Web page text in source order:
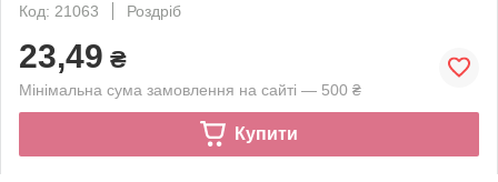
Код: 21063
Роздріб
23,49 ₴
Мінімальна сума замовлення на сайті — 500 ₴
Купити